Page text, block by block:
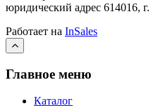
юридический адрес 614016,
Работает на InSales
Главное меню
Каталог